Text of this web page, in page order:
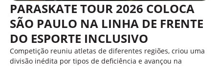
PARASKATE TOUR 2026 COLOCA
SÃO PAULO NA LINHA DE FRENTE
DO ESPORTE INCLUSIVO
Competição reuniu atletas de diferentes regiões, criou uma
divisão inédita por tipos de deficiência e avançou na